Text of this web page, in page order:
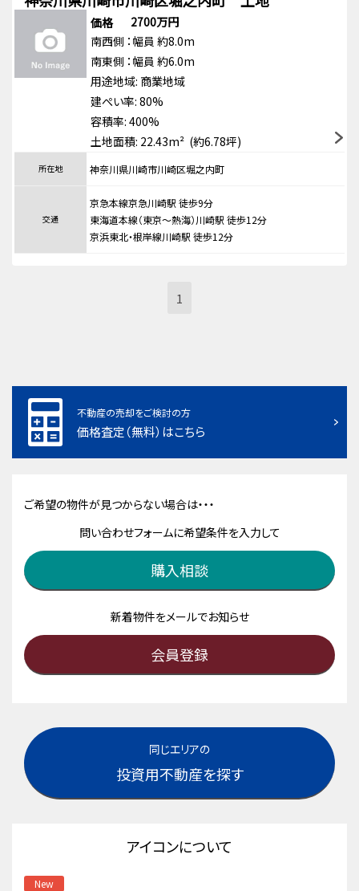
価格
2700万円
南西側 ：幅員 約8.0m
南東側 ：幅員 約6.0m
用途地域: 商業地域
建ぺい率: 80%
容積率: 400%
土地面積: 22.43m² (約6.78坪)
所在地 神奈川県川崎市川崎区堀之内町
交通
京急本線京急川崎駅 徒歩9分
東海道本線（東京～熱海）川崎駅 徒歩12分
京浜東北・根岸線川崎駅 徒歩12分
1
不動産の売却をご検討の方
価格査定（無料）はこちら
ご希望の物件が見つからない場合は・・・
問い合わせフォームに希望条件を入力して
購入相談
新着物件をメールでお知らせ
会員登録
同じエリアの
投資用不動産を探す
アイコンについて
New